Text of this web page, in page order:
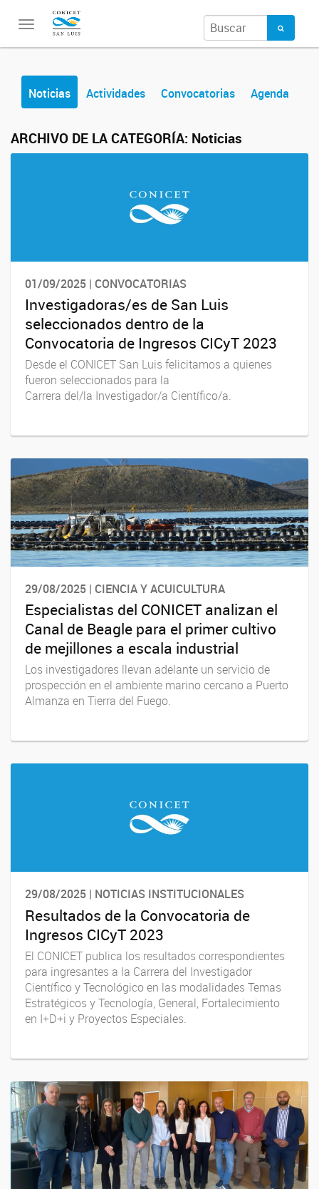
Toggle
Noticias Actividades Convocatorias Agenda
ARCHIVO DE LA CATEGORÍA: Noticias
01/09/2025 | CONVOCATORIAS
Investigadoras/es de San Luis
seleccionados dentro de la
Convocatoria de Ingresos CICyT 2023
Desde el CONICET San Luis felicitamos a quienes
fueron seleccionados para la
Carrera del/la Investigador/a Científico/a.
29/08/2025 | CIENCIA Y ACUICULTURA
Especialistas del CONICET analizan el
Canal de Beagle para el primer cultivo
de mejillones a escala industrial
Los investigadores llevan adelante un servicio de
prospección en el ambiente marino cercano a Puerto
Almanza en Tierra del Fuego.
29/08/2025 | NOTICIAS INSTITUCIONALES
Resultados de la Convocatoria de
Ingresos CICyT 2023
El CONICET publica los resultados correspondientes
para ingresantes a la Carrera del Investigador
Científico y Tecnológico en las modalidades Temas
Estratégicos y Tecnología, General, Fortalecimiento
en I+D+i y Proyectos Especiales.